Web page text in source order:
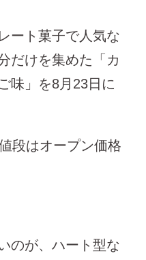
ート菓子で人気な
だけを集めた「カ
味」を8月23日に
段はオープン価格
のが、ハート型な